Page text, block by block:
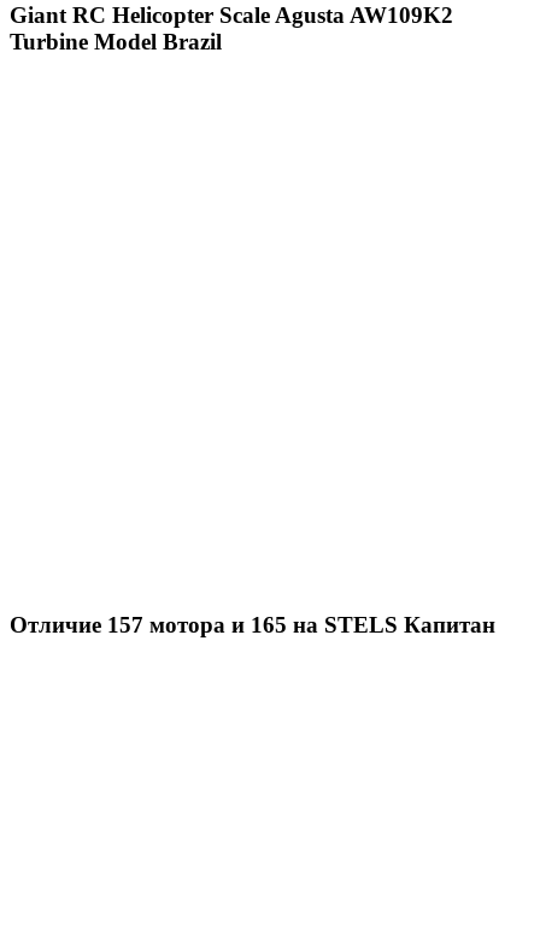
Giant RC Helicopter Scale Agusta AW109K2
Turbine Model Brazil
Отличие 157 мотора и 165 на STELS Капитан